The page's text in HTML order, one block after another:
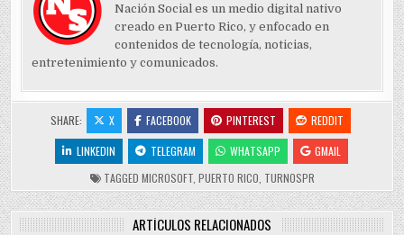
Nación Social es un medio digital nativo
creado en Puerto Rico, y enfocado en
contenidos de tecnología, noticias,
entretenimiento y comunicados.
SHARE: X FACEBOOK PINTEREST
REDDIT
LINKEDIN
TELEGRAM WHATSAPP
GMAIL
TAGGED MICROSOFT, PUERTO RICO TURNOSPR
ARTÍCULOS RELACIONADOS